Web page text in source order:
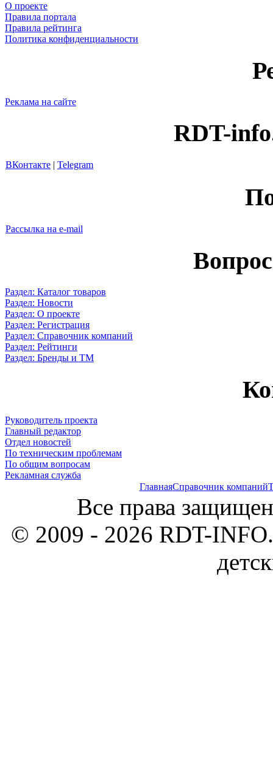
О проекте
Правила портала
Правила рейтинга
Политика конфиденциальности
Реклама на сайте
RDT-
ВКонтакте | Telegram
Рассылка на e-mail
Раздел: Каталог товаров
Раздел: Новости
Раздел: О проекте
Раздел: Регистрация
Раздел: Справочник компаний
Раздел: Рейтинги
Раздел: Бренды и ТМ
Руководитель проекта
Главный редактор
Отдел новостей
По техническим проблемам
По общим вопросам
Рекламная служба
ГлавнаяСправочник компаний
Все права
© 2009 - 2026 RDT-